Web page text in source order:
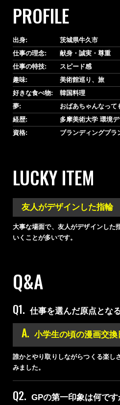
PROFILE
出身:
茨城県牛久市
仕事の理念:
献身・誠実・尊重
仕事の特技:
スピード感
趣味:
美術館巡り、旅
好きな食べ物:
韓国料理
夢:
おばあちゃんなって
経歴:
多摩美術大学 環境
資格:
ブランディングプラ
LUCKY ITEM
友人がデザインした指輪
大事な場面で、友人がデザインした
いくことが多いです。
Q&A
Q1. 仕事を選んだ原点とな
A. 小学生の頃の漫画交換
誰かとやり取りしながらつくる楽し
みました。
Q2. GPの第一印象は何です